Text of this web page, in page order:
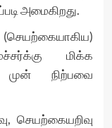
அமைகிறது.
மிக்க
முன் நிற்பவை
செயற்கையறிவு